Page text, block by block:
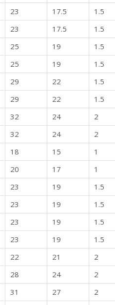
23 17.5 1.5
23 17.5 1.5
25 19 1.5
25 19 1.5
29 22 1.5
29 22 1.5
32 24 2
32 24 2
18 15 1
20 17 1
23 19 1.5
23 19 1.5
23 19 1.5
23 19 1.5
22 21 2
28 24 2
31 27 2